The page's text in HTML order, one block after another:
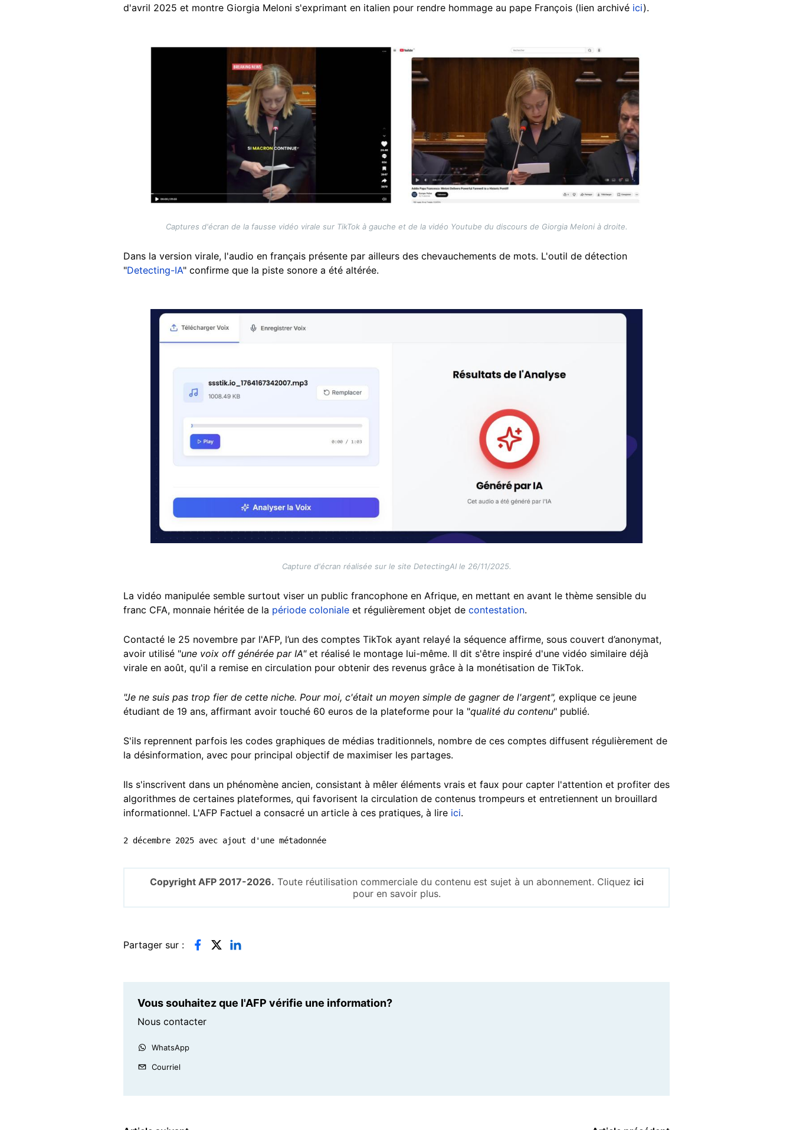
d'avril 2025 et montre Giorgia Meloni s'exprimant en italien pour rendre hommage au pape François (lien archivé ici).
Captures d'écran de la fausse vidéo virale sur TikTok à gauche et de la vidéo Youtube du discours de Giorgia Meloni à droite.
Dans la version virale, l'audio en français présente par ailleurs des chevauchements de mots. L'outil de détection
"Detecting-IA" confirme que la piste sonore a été altérée.
Capture d'écran réalisée sur le site DetectingAI le 26/11/2025.
La vidéo manipulée semble surtout viser un public francophone en Afrique, en mettant en avant le thème sensible du
franc CFA, monnaie héritée de la période coloniale et régulièrement objet de contestation.
Contacté le 25 novembre par l'AFP, l’un des comptes TikTok ayant relayé la séquence affirme, sous couvert d’anonymat,
avoir utilisé "une voix off générée par IA"et réalisé le montage lui-même. Il dit s'être inspiré d'une vidéo similaire déjà
virale en août, qu'il a remise en circulation pour obtenir des revenus grâce à la monétisation de TikTok.
"Je ne suis pas trop fier de cette niche. Pour moi, c'était un moyen simple de gagner de l'argent", explique ce jeune
étudiant de 19 ans, affirmant avoir touché 60 euros de la plateforme pour la "qualité du contenu" publié.
S'ils reprennent parfois les codes graphiques de médias traditionnels, nombre de ces comptes diffusent régulièrement de
la désinformation, avec pour principal objectif de maximiser les partages.
Ils s'inscrivent dans un phénomène ancien, consistant à mêler éléments vrais et faux pour capter l'attention et profiter des
algorithmes de certaines plateformes, qui favorisent la circulation de contenus trompeurs et entretiennent un brouillard
informationnel. L'AFP Factuel a consacré un article à ces pratiques, à lire ici.
2 décembre 2025 avec ajout d'une métadonnée
Copyright AFP 2017-2026. Toute réutilisation commerciale du contenu est sujet à un abonnement. Cliquez ici
pour en savoir plus.
Partager sur :
Vous souhaitez que l'AFP vérifie une information?
Nous contacter
WhatsApp
Courriel